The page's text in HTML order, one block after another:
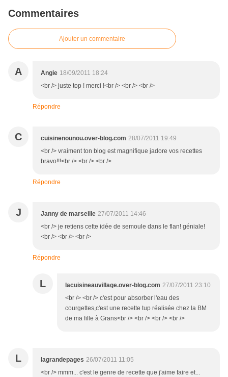
Commentaires
Ajouter un commentaire
A Angie 18/09/2011 18:24
<br /> juste top ! merci !<br /> <br /> <br />
Répondre
C cuisinenounou.over-blog.com 28/07/2011 19:49
<br /> vraiment ton blog est magnifique jadore vos recettes
bravo!!!<br /> <br /> <br />
Répondre
J Janny de marseille 27/07/2011 14:46
<br /> je retiens cette idée de semoule dans le flan! géniale!
<br /> <br /> <br />
Répondre
L lacuisineauvillage.over-blog.com 27/07/2011 23:10
<br /> <br /> c'est pour absorber l'eau des
courgettes,c'est une recette tup réalisée chez la BM
de ma fille à Grans<br /> <br /> <br /> <br />
L lagrandepages 26/07/2011 11:05
<br /> mmm... c'est le genre de recette que j'aime faire et...